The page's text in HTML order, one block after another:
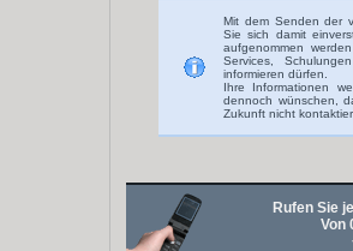
Mit dem Senden der
Sie sich damit
aufgenommen
Services,
informieren dürfen.
Ihre Informationen
dennoch wünschen,
Zukunft nicht
Rufen Sie
Von